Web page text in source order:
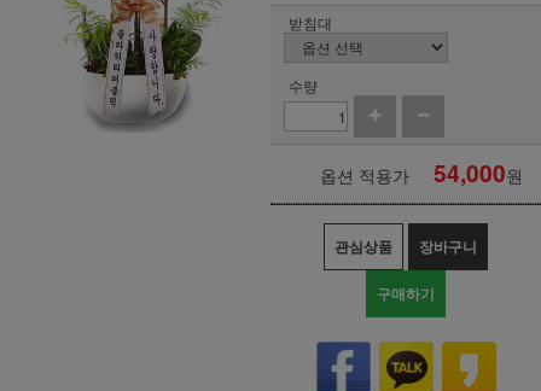
받침대
수량
옵션 적용가 54,000원
관심상품 장바구니
구매하기